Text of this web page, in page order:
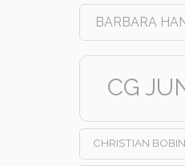
BARBARA
CG
CHRISTIAN BOBIN